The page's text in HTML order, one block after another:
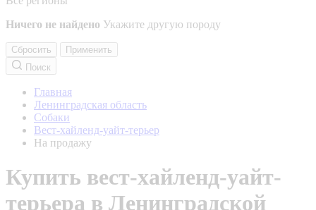
Ничего не найдено Укажите другую породу
Сбросить
Применить
Поиск
Главная
Ленинградская область
Собаки
Вест-хайленд-уайт-терьер
На продажу
Купить вест-хайленд-уайт-
терьера в Ленинградской